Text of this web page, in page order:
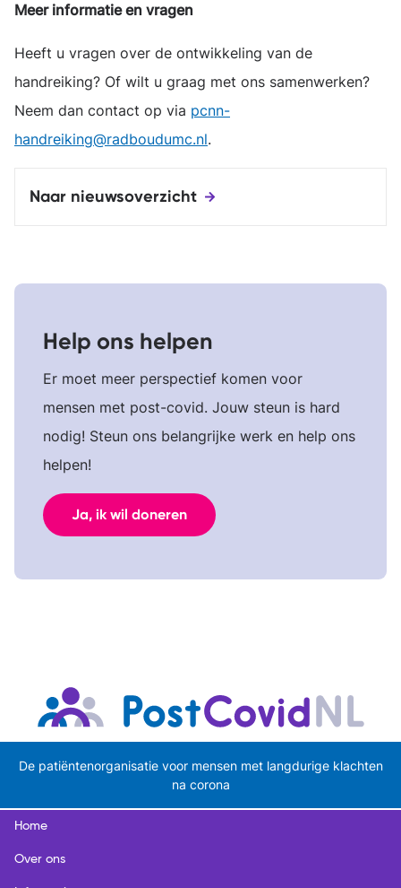
Meer informatie en vragen
Heeft u vragen over de ontwikkeling van de
handreiking? Of wilt u graag met ons samenwerken?
Neem dan contact op via pcnn-
handreiking@radboudumc.nl.
Naar nieuwsoverzicht
Help ons helpen
Er moet meer perspectief komen voor
mensen met post-covid. Jouw steun is hard
nodig! Steun ons belangrijke werk en help ons
helpen!
Ja, ik wil doneren
De patiëntenorganisatie voor mensen met langdurige klachten
na corona
Home
Over ons